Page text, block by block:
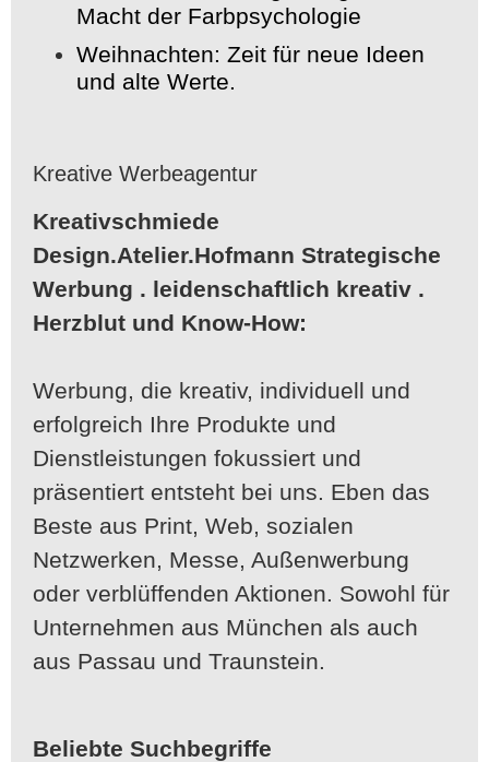
Macht der Farbpsychologie
Weihnachten: Zeit für neue Ideen
und alte Werte.
Kreative Werbeagentur
Kreativschmiede
Design.Atelier.Hofmann Strategische
Werbung . leidenschaftlich kreativ .
Herzblut und Know-How:
Werbung, die kreativ, individuell und
erfolgreich Ihre Produkte und
Dienstleistungen fokussiert und
präsentiert entsteht bei uns. Eben das
Beste aus Print, Web, sozialen
Netzwerken, Messe, Außenwerbung
oder verblüffenden Aktionen. Sowohl für
Unternehmen aus München als auch
aus Passau und Traunstein.
Beliebte Suchbegriffe